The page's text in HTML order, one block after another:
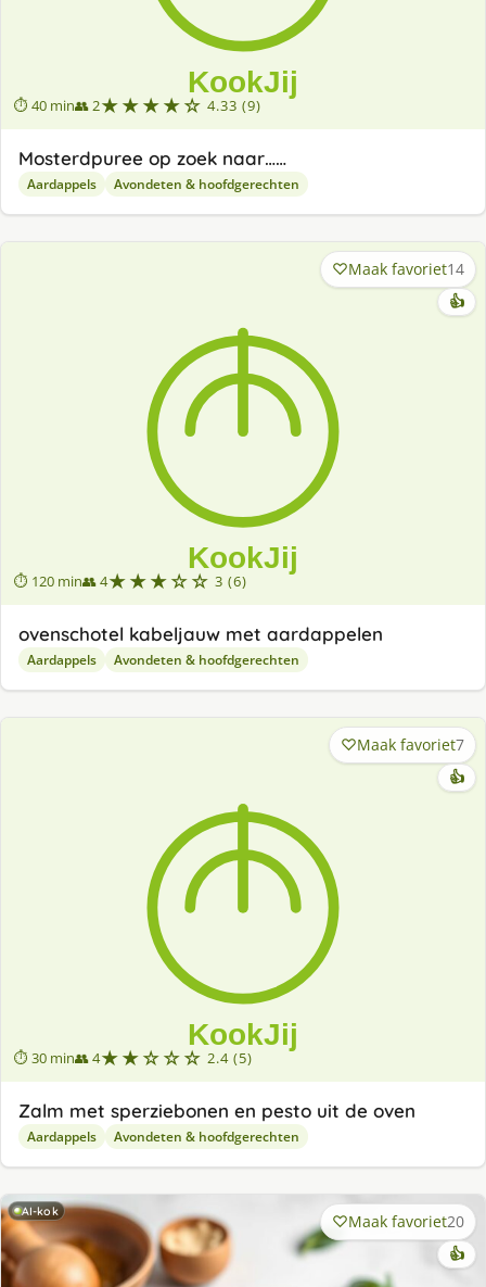
⏱ 40 min👥 2★★★★☆ 4.33 (9)
Mosterdpuree op zoek naar……
Aardappels Avondeten & hoofdgerechten
⏱ 120 min👥 4★★★☆☆ 3 (6)
Maak favoriet14
👍
ovenschotel kabeljauw met aardappelen
Aardappels Avondeten & hoofdgerechten
⏱ 30 min👥 4★★☆☆☆ 2.4 (5)
Maak favoriet7
👍
Zalm met sperziebonen en pesto uit de oven
Aardappels Avondeten & hoofdgerechten
AI-kok Maak favoriet20
👍